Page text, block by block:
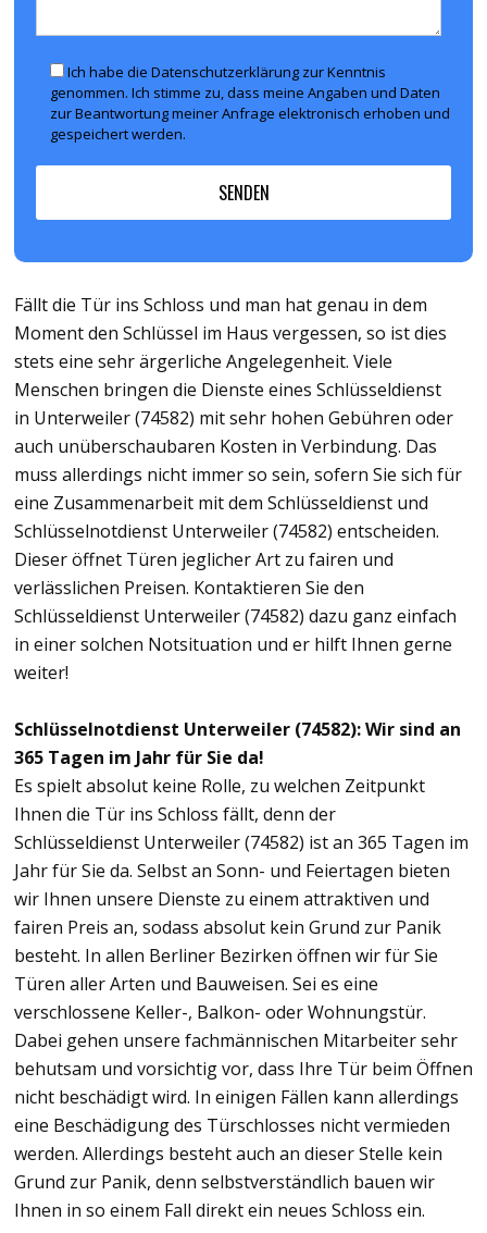
Ich habe die Datenschutzerklärung zur Kenntnis
genommen. Ich stimme zu, dass meine Angaben und Daten
zur Beantwortung meiner Anfrage elektronisch erhoben und
gespeichert werden.
Fällt die Tür ins Schloss und man hat genau in dem
Moment den Schlüssel im Haus vergessen, so ist dies
stets eine sehr ärgerliche Angelegenheit. Viele
Menschen bringen die Dienste eines Schlüsseldienst
in Unterweiler (74582) mit sehr hohen Gebühren oder
auch unüberschaubaren Kosten in Verbindung. Das
muss allerdings nicht immer so sein, sofern Sie sich für
eine Zusammenarbeit mit dem Schlüsseldienst und
Schlüsselnotdienst Unterweiler (74582) entscheiden.
Dieser öffnet Türen jeglicher Art zu fairen und
verlässlichen Preisen. Kontaktieren Sie den
Schlüsseldienst Unterweiler (74582) dazu ganz einfach
in einer solchen Notsituation und er hilft Ihnen gerne
weiter!
Schlüsselnotdienst Unterweiler (74582): Wir sind an
365 Tagen im Jahr für Sie da!
Es spielt absolut keine Rolle, zu welchen Zeitpunkt
Ihnen die Tür ins Schloss fällt, denn der
Schlüsseldienst Unterweiler (74582) ist an 365 Tagen im
Jahr für Sie da. Selbst an Sonn- und Feiertagen bieten
wir Ihnen unsere Dienste zu einem attraktiven und
fairen Preis an, sodass absolut kein Grund zur Panik
besteht. In allen Berliner Bezirken öffnen wir für Sie
Türen aller Arten und Bauweisen. Sei es eine
verschlossene Keller-, Balkon- oder Wohnungstür.
Dabei gehen unsere fachmännischen Mitarbeiter sehr
behutsam und vorsichtig vor, dass Ihre Tür beim Öffnen
nicht beschädigt wird. In einigen Fällen kann allerdings
eine Beschädigung des Türschlosses nicht vermieden
werden. Allerdings besteht auch an dieser Stelle kein
Grund zur Panik, denn selbstverständlich bauen wir
Ihnen in so einem Fall direkt ein neues Schloss ein.